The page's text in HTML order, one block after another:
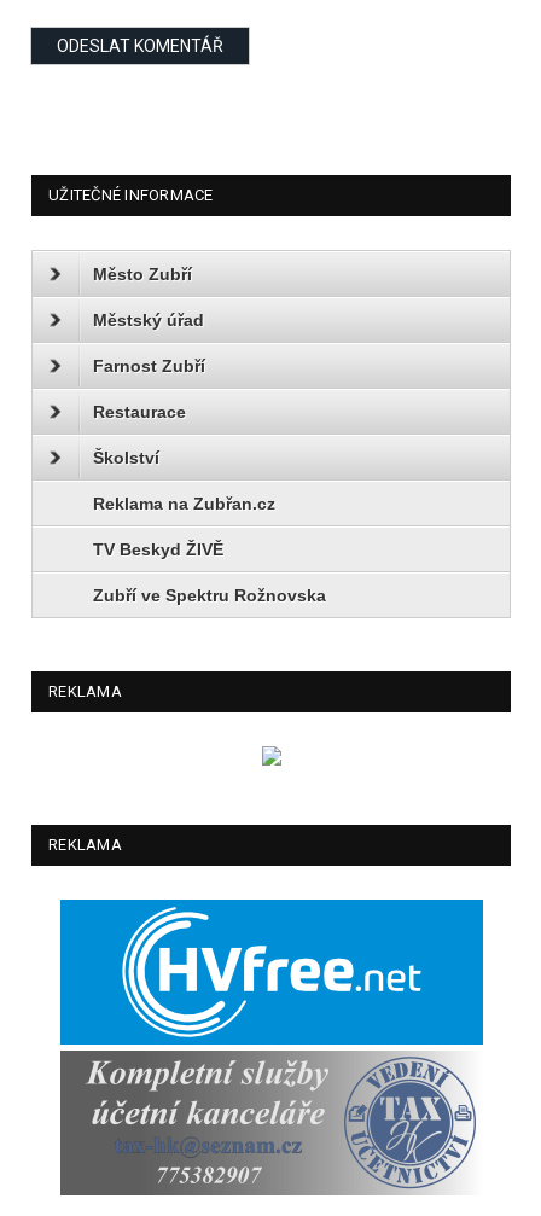
UŽITEČNÉ INFORMACE
Město Zubří
Městský úřad
Farnost Zubří
Restaurace
Školství
Reklama na Zubřan.cz
TV Beskyd ŽIVĚ
Zubří ve Spektru Rožnovska
REKLAMA
REKLAMA